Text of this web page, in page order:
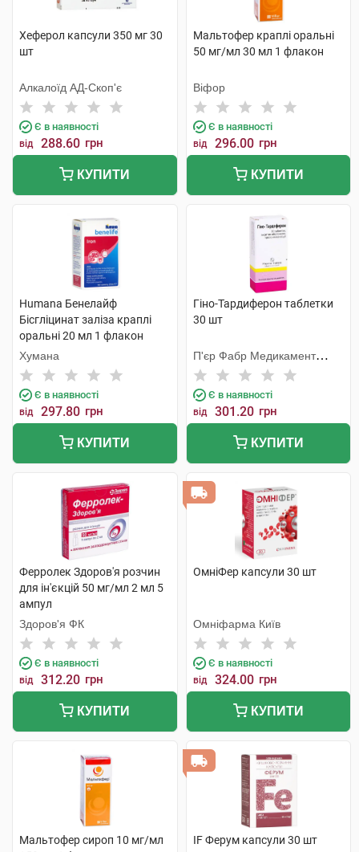
Хеферол капсули 350 мг 30
шт
Алкалоїд АД-Скоп'є
Є в наявності
від 288.60 грн
КУПИТИ
Мальтофер краплі оральні
50 мг/мл 30 мл 1 флакон
Віфор
Є в наявності
від 296.00 грн
КУПИТИ
Humana Бенелайф
Бісгліцинат заліза краплі
оральні 20 мл 1 флакон
Хумана
Є в наявності
від 297.80 грн
КУПИТИ
Гіно-Тардиферон таблетки
30 шт
П'єр Фабр Медикамент
Продакшн
Є в наявності
від 301.20 грн
КУПИТИ
Ферролек Здоров'я розчин
для ін'єкцій 50 мг/мл 2 мл 5
ампул
Здоров'я ФК
Є в наявності
від 312.20 грн
КУПИТИ
ОмніФер капсули 30 шт
Омніфарма Київ
Є в наявності
від 324.00 грн
КУПИТИ
Мальтофер сироп 10 мг/мл
IF Ферум капсули 30 шт